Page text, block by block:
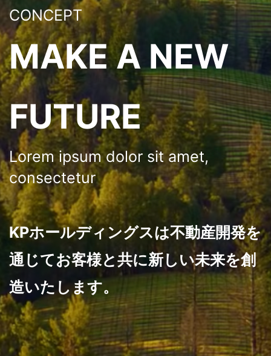
CONCEPT
MAKE A NEW
FUTURE
Lorem ipsum dolor sit amet,
consectetur
KPホールディングスは不動産開発を
通じてお客様と共に新しい未来を創
造いたします。